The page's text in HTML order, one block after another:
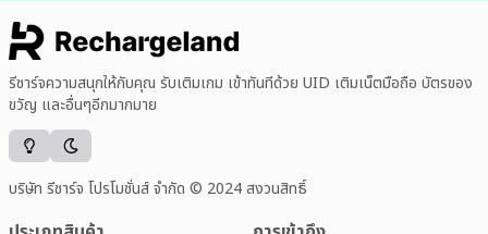
รีชาร์จความสนุกให้กับคุณ รับเติมเกม เข้าทันทีด้วย UID เติมเน็ตมือถือ บัตรของ
ขวัญ และอื่นๆอีกมากมาย
บริษัท รีชาร์จ โปรโมชั่นส์ จำกัด © 2024 สงวนสิทธิ์